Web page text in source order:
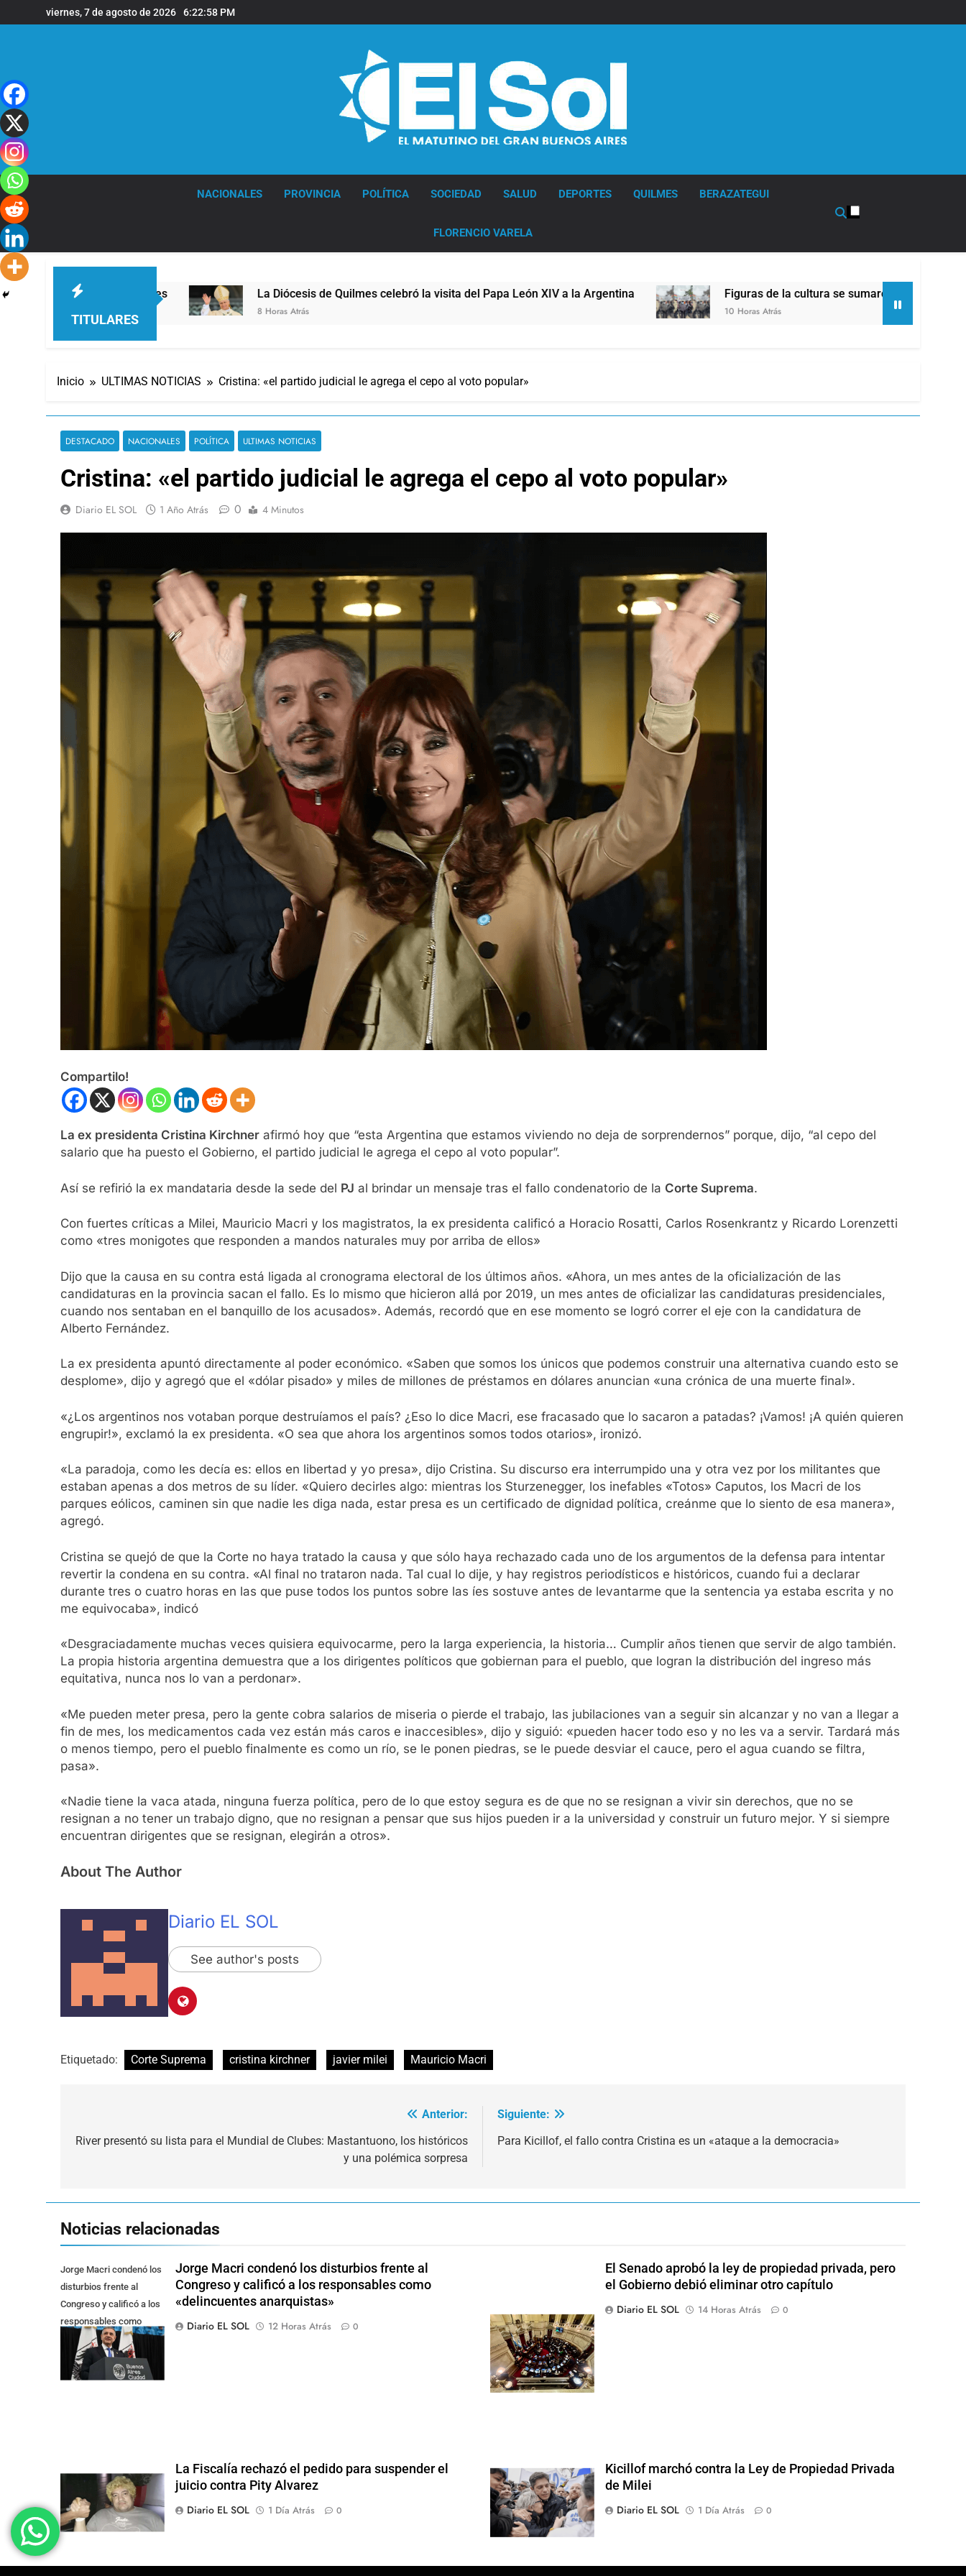
al
viernes, 7 de agosto de 2026 6:22:59 PM
NACIONALES PROVINCIA POLÍTICA SOCIEDAD SALUD DEPORTES QUILMES BERAZATEGUI
FLORENCIO VARELA
TITULARES
de Quilmes La Diócesis de Quilmes celebró la visita del Papa León XIV a la Argentina
8 Horas Atrás
Figuras de la cultura se sumaron a la marcha frente al
10 Horas Atrás
Inicio ULTIMAS NOTICIAS Cristina: «el partido judicial le agrega el cepo al voto popular»
DESTACADO NACIONALES POLÍTICA ULTIMAS NOTICIAS
Cristina: «el partido judicial le agrega el cepo al voto popular»
Diario EL SOL 1 Año Atrás 0 4 Minutos
Compartilo!
La ex presidenta Cristina Kirchner afirmó hoy que “esta Argentina que estamos viviendo no deja de sorprendernos” porque, dijo, “al cepo del
salario que ha puesto el Gobierno, el partido judicial le agrega el cepo al voto popular”.
Así se refirió la ex mandataria desde la sede del PJ al brindar un mensaje tras el fallo condenatorio de la Corte Suprema.
Con fuertes críticas a Milei, Mauricio Macri y los magistratos, la ex presidenta calificó a Horacio Rosatti, Carlos Rosenkrantz y Ricardo Lorenzetti
como «tres monigotes que responden a mandos naturales muy por arriba de ellos»
Dijo que la causa en su contra está ligada al cronograma electoral de los últimos años. «Ahora, un mes antes de la oficialización de las
candidaturas en la provincia sacan el fallo. Es lo mismo que hicieron allá por 2019, un mes antes de oficializar las candidaturas presidenciales,
cuando nos sentaban en el banquillo de los acusados». Además, recordó que en ese momento se logró correr el eje con la candidatura de
Alberto Fernández.
La ex presidenta apuntó directamente al poder económico. «Saben que somos los únicos que podemos construir una alternativa cuando esto se
desplome», dijo y agregó que el «dólar pisado» y miles de millones de préstamos en dólares anuncian «una crónica de una muerte final».
«¿Los argentinos nos votaban porque destruíamos el país? ¿Eso lo dice Macri, ese fracasado que lo sacaron a patadas? ¡Vamos! ¡A quién quieren
engrupir!», exclamó la ex presidenta. «O sea que ahora los argentinos somos todos otarios», ironizó.
«La paradoja, como les decía es: ellos en libertad y yo presa», dijo Cristina. Su discurso era interrumpido una y otra vez por los militantes que
estaban apenas a dos metros de su líder. «Quiero decirles algo: mientras los Sturzenegger, los inefables «Totos» Caputos, los Macri de los
parques eólicos, caminen sin que nadie les diga nada, estar presa es un certificado de dignidad política, creánme que lo siento de esa manera»,
agregó.
Cristina se quejó de que la Corte no haya tratado la causa y que sólo haya rechazado cada uno de los argumentos de la defensa para intentar
revertir la condena en su contra. «Al final no trataron nada. Tal cual lo dije, y hay registros periodísticos e históricos, cuando fui a declarar
durante tres o cuatro horas en las que puse todos los puntos sobre las íes sostuve antes de levantarme que la sentencia ya estaba escrita y no
me equivocaba», indicó
«Desgraciadamente muchas veces quisiera equivocarme, pero la larga experiencia, la historia… Cumplir años tienen que servir de algo también.
La propia historia argentina demuestra que a los dirigentes políticos que gobiernan para el pueblo, que logran la distribución del ingreso más
equitativa, nunca nos lo van a perdonar».
«Me pueden meter presa, pero la gente cobra salarios de miseria o pierde el trabajo, las jubilaciones van a seguir sin alcanzar y no van a llegar a
fin de mes, los medicamentos cada vez están más caros e inaccesibles», dijo y siguió: «pueden hacer todo eso y no les va a servir. Tardará más
o menos tiempo, pero el pueblo finalmente es como un río, se le ponen piedras, se le puede desviar el cauce, pero el agua cuando se filtra,
pasa».
«Nadie tiene la vaca atada, ninguna fuerza política, pero de lo que estoy segura es de que no se resignan a vivir sin derechos, que no se
resignan a no tener un trabajo digno, que no resignan a pensar que sus hijos pueden ir a la universidad y construir un futuro mejor. Y si siempre
encuentran dirigentes que se resignan, elegirán a otros».
About The Author
Diario EL SOL
See author's posts
Etiquetado: Corte Suprema cristina kirchner javier milei Mauricio Macri
de
Anterior:
River presentó su lista para el Mundial de Clubes: Mastantuono, los históricos
y una polémica sorpresa
Siguiente:
Para Kicillof, el fallo contra Cristina es un «ataque a la democracia»
Noticias relacionadas
Jorge Macri condenó los
disturbios frente al
Congreso y calificó a los
responsables como
"delincuentes
anarquistas"
Jorge Macri condenó los disturbios frente al
Congreso y calificó a los responsables como
«delincuentes anarquistas»
Diario EL SOL
12 Horas Atrás 0
El Senado aprobó la ley de propiedad privada, pero
el Gobierno debió eliminar otro capítulo
Diario EL SOL
14 Horas Atrás 0
La Fiscalía rechazó el pedido para suspender el
juicio contra Pity Alvarez
Diario EL SOL
1 Día Atrás 0
Kicillof marchó contra la Ley de Propiedad Privada
de Milei
Diario EL SOL
1 Día Atrás 0